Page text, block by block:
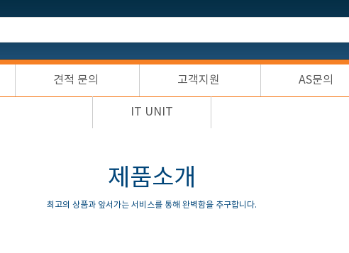
견적 문의 고객지원 AS문의
IT UNIT
제품소개
최고의 상품과 앞서가는 서비스를 통해 완벽함을 추구합니다.